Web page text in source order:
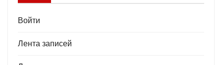
Войти
Лента записей